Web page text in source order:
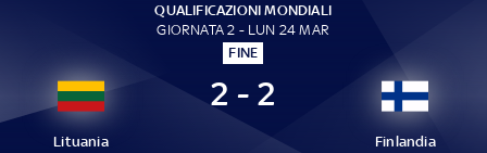
QUALIFICAZIONI MONDIALI
GIORNATA 2 - LUN 24 MAR
FINE
Lituania
2 - 2
Finlandia